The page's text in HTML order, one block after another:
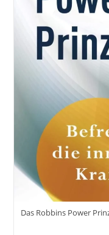
Für
Deinen
Als
Und
Chinesische
Für
Deinen
Im
Business
Und
Im
Leben
Das Robbins Power